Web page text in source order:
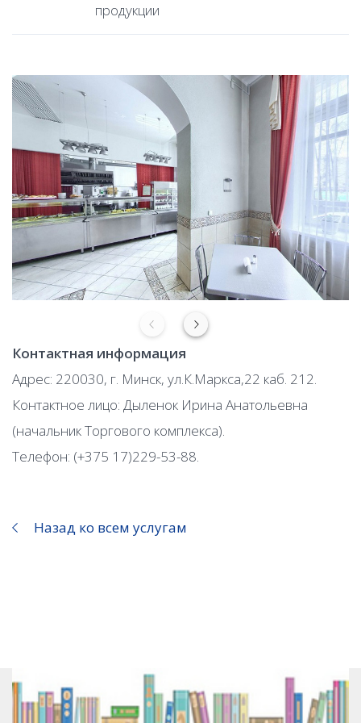
продукции
Контактная информация
Адрес: 220030, г. Минск, ул.К.Маркса,22 каб. 212.
Контактное лицо: Дыленок Ирина Анатольевна
(начальник Торгового комплекса).
Телефон: (+375 17)229-53-88.
Назад ко всем услугам